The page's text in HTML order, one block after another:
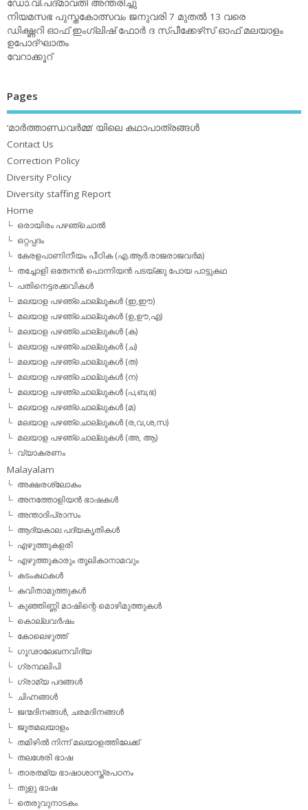
ഡോ.വി.പദ്മാവതി അന്തരിച്ചു
നിയമസഭ പുസ്തകോത്സവം ജനുവരി 7 മുതല്‍ 13 വരെ
ഡിക്ഷ്ണറി ഓഫ് ഇംഗ്ലിഷ് ഫോര്‍ ദ സ്പീക്കേഴ്‌സ് ഓഫ് മലയാളം
ഉപോദ്ഘാതം
വേറാക്കൂറ്
Pages
‘മാര്‍ത്താണ്ഡവര്‍മ്മ’ യിലെ കഥാപാത്രങ്ങള്‍
Contact Us
Correction Policy
Diversity Policy
Diversity staffing Report
Home
ഒരായിരം പഴഞ്ചൊല്‍
ഒറ്റപ്പദം
കേരളപാണിനീയം പീഠിക (എ.ആര്‍.രാജരാജവര്‍മ)
തച്ചോളി ഒതേനൻ പൊന്നിയൻ പടയ്‌ക്കു പോയ പാട്ടുകഥ
പതിനെട്ടരക്കവികള്‍
മലയാള പഴഞ്ചൊല്ലുകള്‍ (ഇ,ഈ)
മലയാള പഴഞ്ചൊല്ലുകള്‍ (ഉ,ഊ,എ)
മലയാള പഴഞ്ചൊല്ലുകള്‍ (ക)
മലയാള പഴഞ്ചൊല്ലുകള്‍ (ച)
മലയാള പഴഞ്ചൊല്ലുകള്‍ (ത)
മലയാള പഴഞ്ചൊല്ലുകള്‍ (ന)
മലയാള പഴഞ്ചൊല്ലുകള്‍ (പ,ബ,ഭ)
മലയാള പഴഞ്ചൊല്ലുകള്‍ (മ)
മലയാള പഴഞ്ചൊല്ലുകള്‍ (ര,വ,ശ,സ)
മലയാള പഴഞ്ചൊല്ലുകൾ (അ, ആ)
വ്യാകരണം
Malayalam
അക്ഷരശ്ലോകം
അനത്തോളിയന്‍ ഭാഷകള്‍
അന്താദിപ്രാസം
ആദ്യകാല പദ്യകൃതികള്‍
എഴുത്തുകളരി
എഴുത്തുകാരും തൂലികാനാമവും
കടംകഥകള്‍
കവിതാമുത്തുകള്‍
കുഞ്ഞിണ്ണി മാഷിന്റെ മൊഴിമുത്തുകള്‍
കൊല്ലവര്‍ഷം
കോലെഴുത്ത്
ഗൂഢാലേഖനവിദ്യ
ഗ്രന്ഥലിപി
ഗ്രാമ്യ പദങ്ങള്‍
ചിഹ്നങ്ങള്‍
ജന്മദിനങ്ങള്‍, ചരമദിനങ്ങള്‍
ജൂതമലയാളം
തമിഴില്‍ നിന്ന് മലയാളത്തിലേക്ക്
തലശേരി ഭാഷ
താരതമ്യ ഭാഷാശാസ്ത്രപഠനം
തുളു ഭാഷ
തെരുവുനാടകം